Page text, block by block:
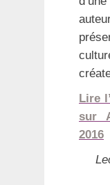
Lire
sur
2016